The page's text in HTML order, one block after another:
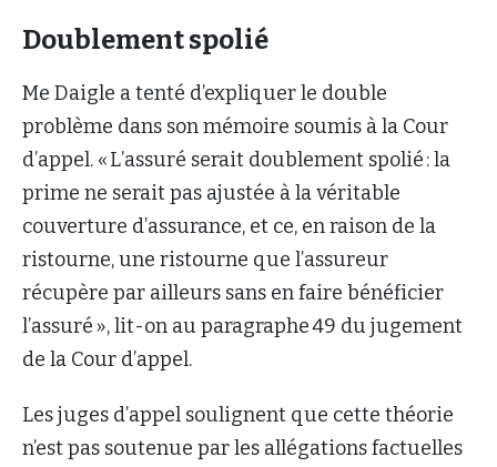
Doublement spolié
Me Daigle a tenté d’expliquer le double
problème dans son mémoire soumis à la Cour
d’appel. « L’assuré serait doublement spolié : la
prime ne serait pas ajustée à la véritable
couverture d’assurance, et ce, en raison de la
ristourne, une ristourne que l’assureur
récupère par ailleurs sans en faire bénéficier
l’assuré », lit-on au paragraphe 49 du jugement
de la Cour d’appel.
Les juges d’appel soulignent que cette théorie
n’est pas soutenue par les allégations factuelles